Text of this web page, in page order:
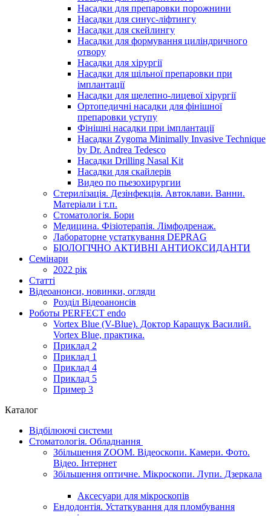
Насадки для препаровки порожнини
Насадки для синус-ліфтингу
Насадки для скейлингу
Насадки для формування циліндричного
отвору
Насадки для хірургії
Насадки для щільної препаровки при
імплантації
Насадки для щелепно-лицевої хірургії
Ортопедичні насадки для фінішної
препаровки уступу
Фінішні насадки при імплантації
Насадки Zygoma Minimally Invasive Technique
by Dr. Andrea Tedesco
Насадки Drilling Nasal Kit
Насадки для скайлерів
Видео по пьезохирургии
Стерилізація. Дезінфекція. Автоклави. Ванни.
Матеріали і т.п.
Стоматологія. Бори
Медицина. Фізіотерапія. Лімфодренаж.
Лабораторне устаткування DEPRAG
БІОЛОГІЧНО АКТИВНІ АНТИОКСИДАНТИ
Семінари
2022 рік
Статті
Відеоанонси, новинки, огляди
Розділ Відеоанонсів
Роботы PERFECT endo
Vortex Blue (V-Blue). Доктор Каращук Василий.
Vortex Blue, практика.
Приклад 2
Приклад 1
Приклад 4
Приклад 5
Пример 3
Каталог
Відбілюючі системи
Стоматологія. Обладнання
Збільшення ZOOM. Відеоскопи. Камери. Фото.
Відео. Інтернет
Збільшення оптичне. Мікроскопи. Лупи. Дзеркала
Аксесуари для мікроскопів
Ендодонтія. Устаткування для пломбування